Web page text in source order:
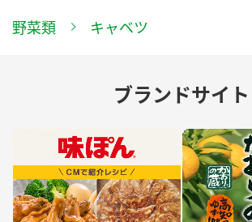
野菜類 キャベツ
ブランドサイト